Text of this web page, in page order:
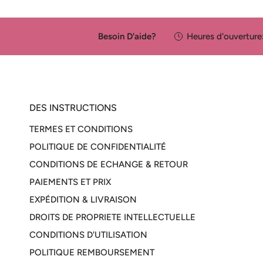
Besoin D'aide? Heures d'ouverture:
DES INSTRUCTIONS
TERMES ET CONDITIONS
POLITIQUE DE CONFIDENTIALITÉ
CONDITIONS DE ECHANGE & RETOUR
PAIEMENTS ET PRIX
EXPÉDITION & LIVRAISON
DROITS DE PROPRIETE INTELLECTUELLE
CONDITIONS D'UTILISATION
POLITIQUE REMBOURSEMENT